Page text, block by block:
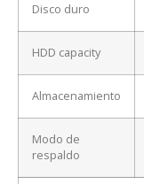
Disco duro
HDD capacity
Almacenamiento
Modo de
respaldo